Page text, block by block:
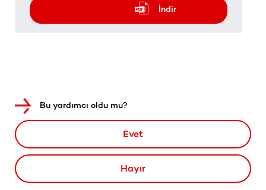
İndir
Bu yardımcı oldu mu?
Evet
Hayır